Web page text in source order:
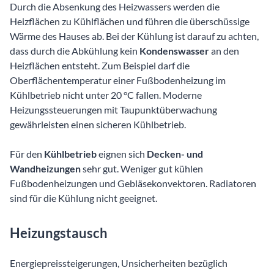
Durch die Absenkung des Heizwassers werden die
Heizflächen zu Kühlflächen und führen die überschüssige
Wärme des Hauses ab. Bei der Kühlung ist darauf zu achten,
dass durch die Abkühlung kein Kondenswasser an den
Heizflächen entsteht. Zum Beispiel darf die
Oberflächentemperatur einer Fußbodenheizung im
Kühlbetrieb nicht unter 20 °C fallen. Moderne
Heizungssteuerungen mit Taupunktüberwachung
gewährleisten einen sicheren Kühlbetrieb.
Für den Kühlbetriebeignen sich Decken- und
Wandheizungensehr gut. Weniger gut kühlen
Fußbodenheizungen und Gebläsekonvektoren. Radiatoren
sind für die Kühlung nicht geeignet.
Heizungstausch
Energiepreissteigerungen, Unsicherheiten bezüglich